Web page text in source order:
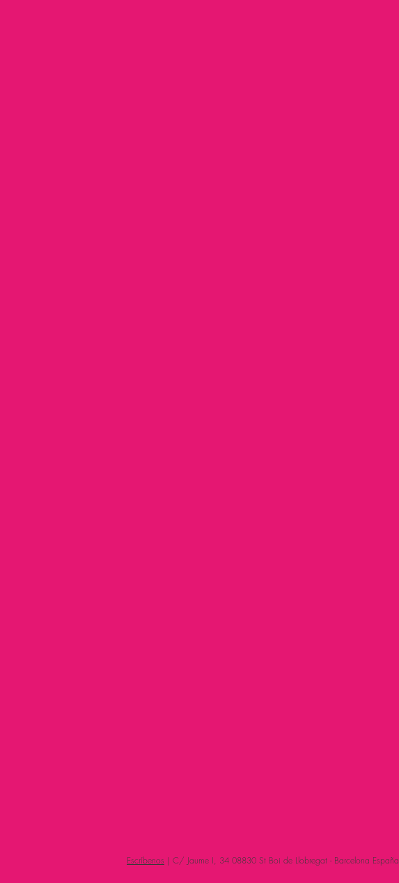
Escríbenos | C/ Jaume I, 34 08830 St Boi de Llobregat - Barcelona España